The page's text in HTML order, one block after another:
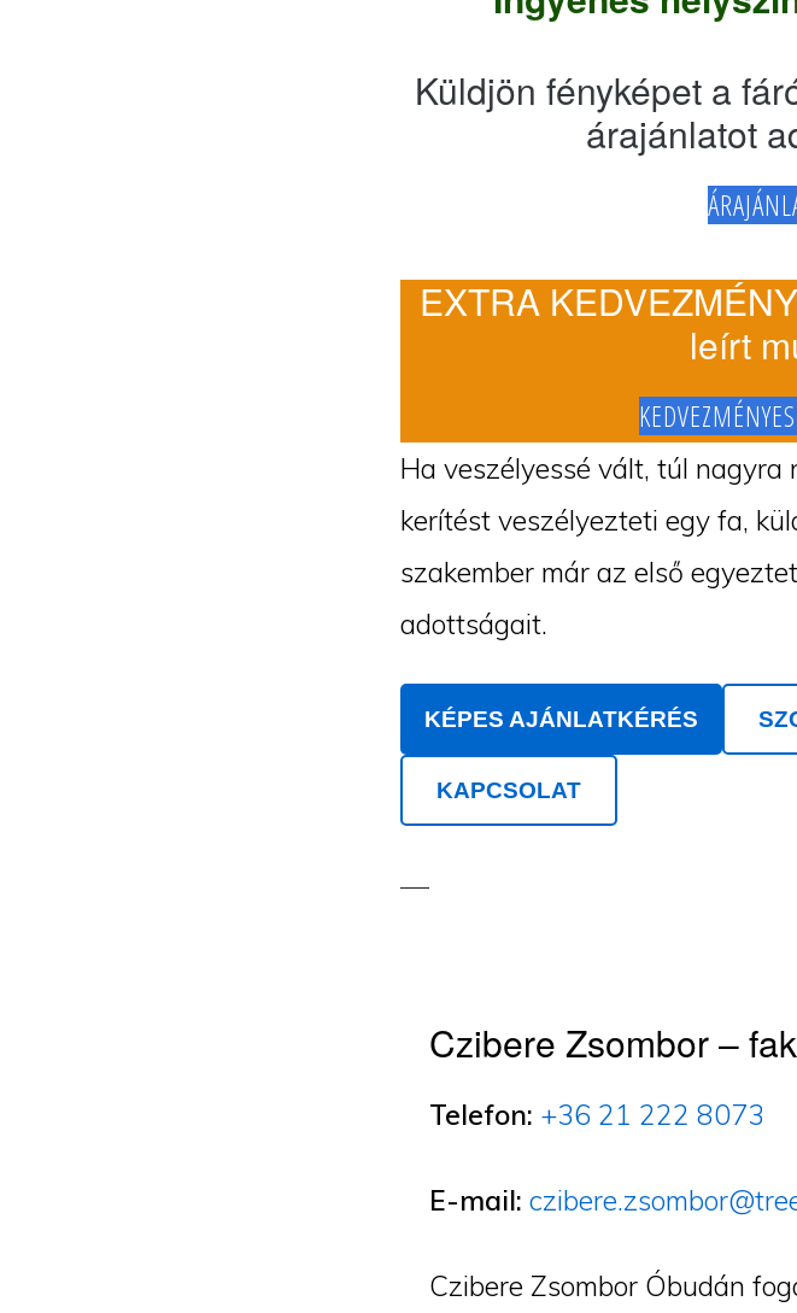
Küldjön fényképet a
árajánlatot
EXTRA
leírt
Ha veszélyessé vált, túl
kerítést veszélyezteti egy fa,
szakember már az első
adottságait.
KÉPES AJÁNLATKÉRÉS
KAPCSOLAT
Czibere Zsombor –
Telefon: +36 21 222 8073
E-mail:
Czibere Zsombor Óbudán